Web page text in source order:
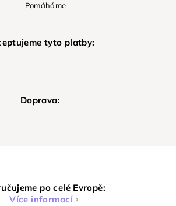
Pomáháme
tyto platby:
Doprava:
po celé Evropě:
Více informací